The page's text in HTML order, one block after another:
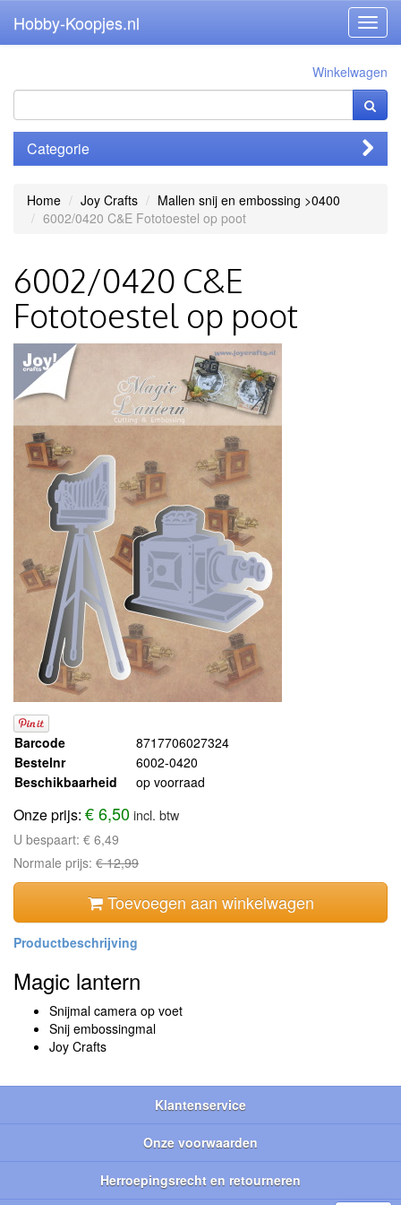
Hobby-Koopjes.nl
Winkelwagen
Categorie
Home Joy Crafts
Mallen snij en embossing >0400
6002/0420 C&E Fototoestel op poot
6002/0420 C&E
Fototoestel op poot
Barcode
8717706027324
Bestelnr
6002-0420
Beschikbaarheid
op voorraad
Onze prijs: € 6,50incl. btw
U bespaart: € 6,49
Normale prijs: € 12,99
Toevoegen aan winkelwagen
Magic lantern
Snijmal camera op voet
Snij embossingmal
Joy Crafts
Klantenservice
Onze voorwaarden
Herroepingsrecht en retourneren